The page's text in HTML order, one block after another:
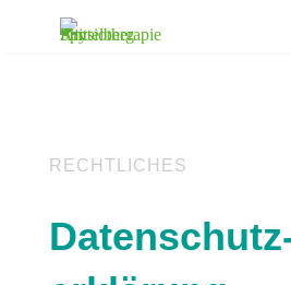
RECHTLICHES